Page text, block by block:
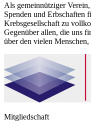
Als gemeinnütziger
Spenden und Erbschaften
Krebsgesellschaft zu
Gegenüber allen, die uns
über den vielen
Mitgliedschaft